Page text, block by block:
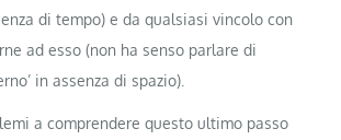
di tempo) e da qualsiasi vincolo con
ad esso (non ha senso parlare di
in assenza di spazio).
a comprendere questo ultimo passo